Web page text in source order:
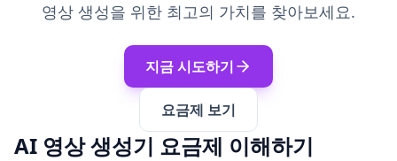
영상 생성을 위한 최고의 가치를 찾아보세요.
지금 시도하기
요금제 보기
AI 영상 생성기 요금제 이해하기